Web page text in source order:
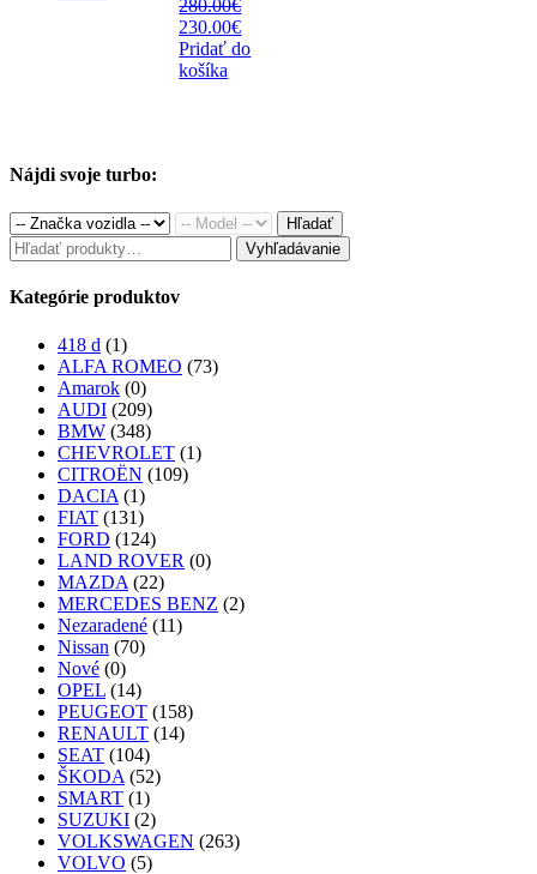
230.00€.280.00€
Original
price
was:
230.00€Current
price
Pridať do
košíka
Nájdi svoje turbo:
Hľadať
Hľadať: Vyhľadávanie
Kategórie produktov
418 d (1)
ALFA ROMEO (73)
Amarok (0)
AUDI (209)
BMW (348)
CHEVROLET (1)
CITROËN (109)
DACIA (1)
FIAT (131)
FORD (124)
LAND ROVER (0)
MAZDA (22)
MERCEDES BENZ (2)
Nezaradené (11)
Nissan (70)
Nové (0)
OPEL (14)
PEUGEOT (158)
RENAULT (14)
SEAT (104)
ŠKODA (52)
SMART (1)
SUZUKI (2)
VOLKSWAGEN (263)
VOLVO (5)